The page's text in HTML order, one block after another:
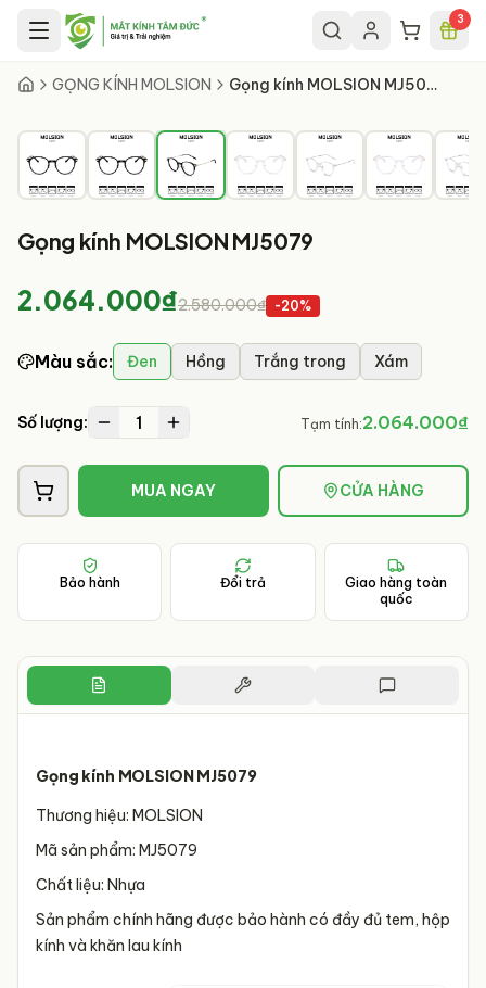
Chuyển đến nội dung chính 3
GỌNG KÍNH MOLSION Gọng kính MOLSION MJ5079
3/
Gọng kính MOLSION MJ5079
2.064.000₫2.580.000₫ -20%
Màu sắc: Đen Hồng Trắng trong Xám
Số lượng: 1 Tạm tính:2.064.000₫
MUA NGAY CỬA HÀNG
Bảo hành Đổi trả
Giao hàng toàn
quốc
Gọng kính MOLSION MJ5079
Thương hiệu: MOLSION
Mã sản phẩm: MJ5079
Chất liệu: Nhựa
Sản phẩm chính hãng được bảo hành có đầy đủ tem, hộp
kính và khăn lau kính